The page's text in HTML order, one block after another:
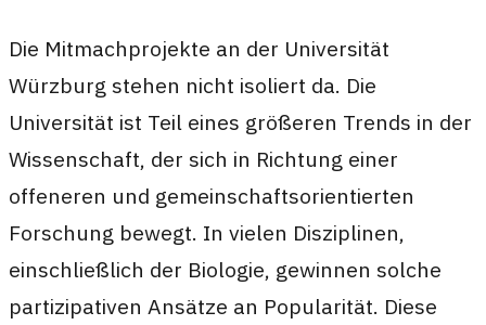
Die Mitmachprojekte an der Universität
Würzburg stehen nicht isoliert da. Die
Universität ist Teil eines größeren Trends in der
Wissenschaft, der sich in Richtung einer
offeneren und gemeinschaftsorientierten
Forschung bewegt. In vielen Disziplinen,
einschließlich der Biologie, gewinnen solche
partizipativen Ansätze an Popularität. Diese